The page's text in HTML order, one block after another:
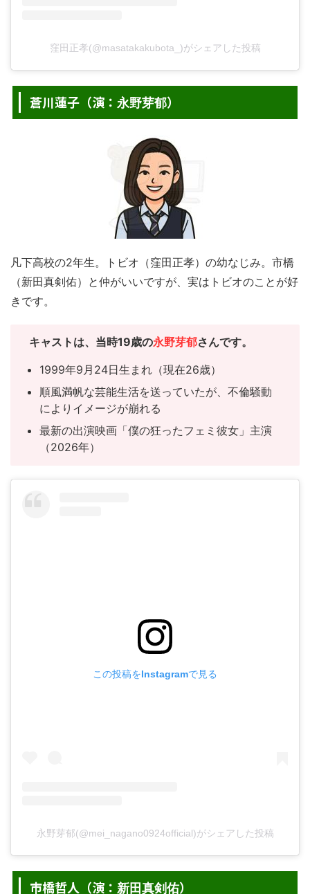
窪田正孝(@masatakakubota_)がシェアした投稿
蒼川蓮子（演： 永野芽郁）
凡下高校の2年生。トビオ（窪田正孝）の幼なじみ。市橋
（新田真剣佑）と仲がいいですが、実はトビオのことが好
きです。
キャスト は、当時19歳の永野芽郁さんです。
1999年9月24日生まれ（現在26歳）
順風満帆な芸能生活を送っていたが、不倫騒動
によりイメージが崩れる
最新の出演映画「僕の狂ったフェミ彼女」主演
（2026年）
この投稿をInstagramで見る
永野芽郁(@mei_nagano0924official)がシェアした投稿
市橋哲人（演： 新田真剣佑）